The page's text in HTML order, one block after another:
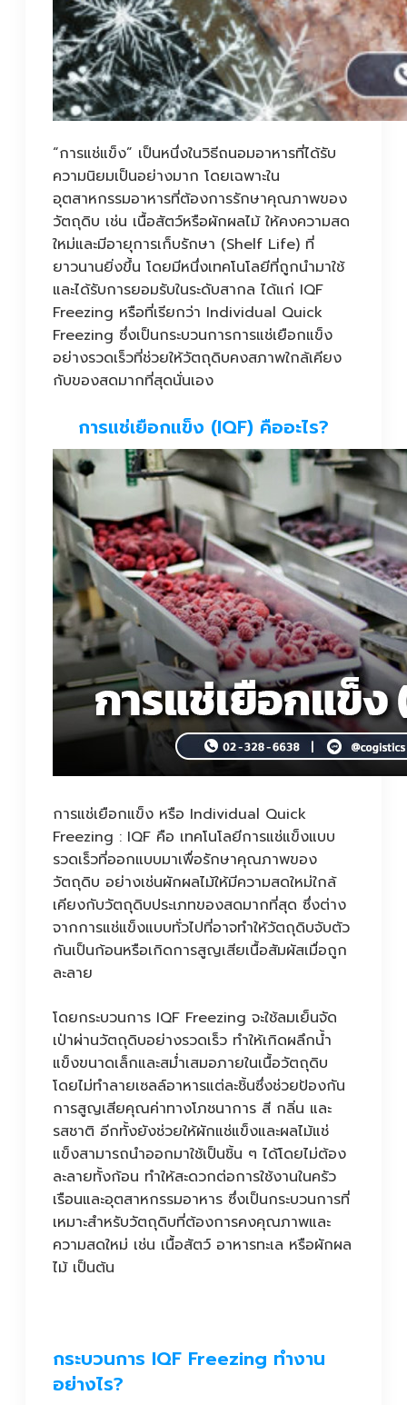
“การแช่แข็ง” เป็นหนึ่งในวิธีถนอมอาหารที่ได้รับ
ความนิยมเป็นอย่างมาก โดยเฉพาะใน
อุตสาหกรรมอาหารที่ต้องการรักษาคุณภาพของ
วัตถุดิบ เช่น เนื้อสัตว์หรือผักผลไม้ ให้คงความสด
ใหม่และมีอายุการเก็บรักษา (Shelf Life) ที่
ยาวนานยิ่งขึ้น โดยมีหนึ่งเทคโนโลยีที่ถูกนำมาใช้
และได้รับการยอมรับในระดับสากล ได้แก่ IQF
Freezing หรือที่เรียกว่า Individual Quick
Freezing ซึ่งเป็นกระบวนการการแช่เยือกแข็ง
อย่างรวดเร็วที่ช่วยให้วัตถุดิบคงสภาพใกล้เคียง
กับของสดมากที่สุดนั่นเอง
การแช่เยือกแข็ง (IQF) คืออะไร?
การแช่เยือกแข็ง หรือ Individual Quick
Freezing : IQF คือ เทคโนโลยีการแช่แข็งแบบ
รวดเร็วที่ออกแบบมาเพื่อรักษาคุณภาพของ
วัตถุดิบ อย่างเช่นผักผลไม้ให้มีความสดใหม่ใกล้
เคียงกับวัตถุดิบประเภทของสดมากที่สุด ซึ่งต่าง
จากการแช่แข็งแบบทั่วไปที่อาจทำให้วัตถุดิบจับตัว
กันเป็นก้อนหรือเกิดการสูญเสียเนื้อสัมผัสเมื่อถูก
ละลาย
โดยกระบวนการ IQF Freezing จะใช้ลมเย็นจัด
เป่าผ่านวัตถุดิบอย่างรวดเร็ว ทำให้เกิดผลึกน้ำ
แข็งขนาดเล็กและสม่ำเสมอภายในเนื้อวัตถุดิบ
โดยไม่ทำลายเซลล์อาหารแต่ละชิ้นซึ่งช่วยป้องกัน
การสูญเสียคุณค่าทางโภชนาการ สี กลิ่น และ
รสชาติ อีกทั้งยังช่วยให้ผักแช่แข็งและผลไม้แช่
แข็งสามารถนำออกมาใช้เป็นชิ้น ๆ ได้โดยไม่ต้อง
ละลายทั้งก้อน ทำให้สะดวกต่อการใช้งานในครัว
เรือนและอุตสาหกรรมอาหาร ซึ่งเป็นกระบวนการที่
เหมาะสำหรับวัตถุดิบที่ต้องการคงคุณภาพและ
ความสดใหม่ เช่น เนื้อสัตว์ อาหารทะเล หรือผักผล
ไม้ เป็นต้น
กระบวนการ IQF Freezing ทำงาน
อย่างไร?